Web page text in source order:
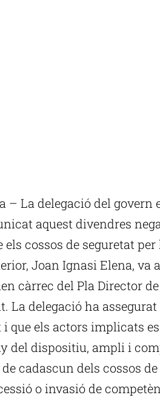
– La delegació del govern
aquest divendres
cossos de seguretat
Joan Ignasi Elena, va
càrrec del Pla Director
La delegació ha
i que els actors implicats
del dispositiu, ampli i
cadascun dels cossos
o invasió de